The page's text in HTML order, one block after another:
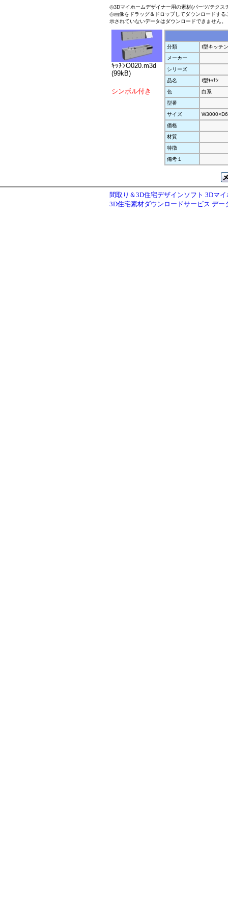
◎3Dマイホームデザイナー用の素材(パーツ/テクス
◎画像をドラッグ＆ドロップしてダウンロードす
示されていないデータはダウンロードできません。
ｷｯﾁﾝO020.m3d
(99kB)
シンボル付き
分類
I型キッチン
メーカー
シリーズ
品名
I型ｷｯﾁﾝ
色
白系
型番
サイズ
価格
材質
特徴
備考１
間取り＆3D住宅デザインソフト 3Dマ
3D住宅素材ダウンロードサービス デー